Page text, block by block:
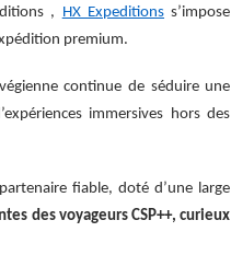
, HX Expeditions s’impose
premium.
continue de séduire une
immersives hors des
fiable, doté d’une large
des voyageurs CSP++, curieux